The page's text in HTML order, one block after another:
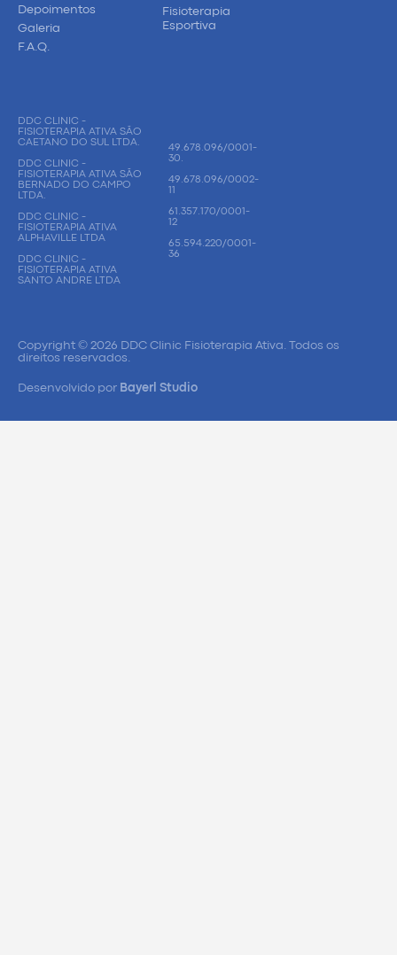
Depoimentos
Galeria
F.A.Q.
Fisioterapia
Esportiva
DDC CLINIC -
FISIOTERAPIA ATIVA SÃO
CAETANO DO SUL LTDA.
DDC CLINIC -
FISIOTERAPIA ATIVA SÃO
BERNADO DO CAMPO
LTDA.
DDC CLINIC -
FISIOTERAPIA ATIVA
ALPHAVILLE LTDA
DDC CLINIC -
FISIOTERAPIA ATIVA
SANTO ANDRE LTDA
49.678.096/0001-
30.
49.678.096/0002-
11
61.357.170/0001-
12
65.594.220/0001-
36
Copyright © 2026 DDC Clinic Fisioterapia Ativa. Todos os
direitos reservados.
Desenvolvido por Bayerl Studio